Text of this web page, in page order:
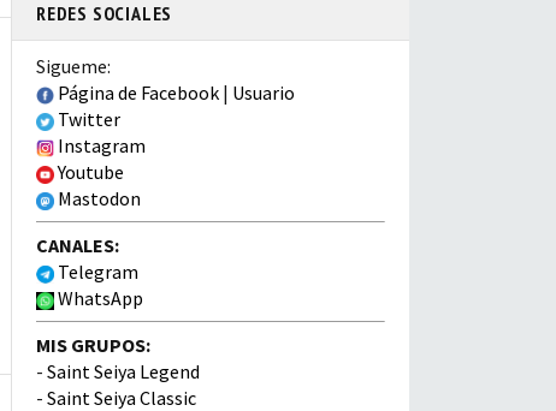
REDES SOCIALES
Sigueme:
Página de Facebook | Usuario
Twitter
Instagram
Youtube
Mastodon
CANALES:
Telegram
WhatsApp
MIS GRUPOS:
- Saint Seiya Legend
- Saint Seiya Classic